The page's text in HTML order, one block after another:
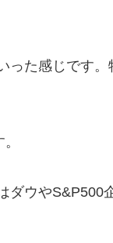
った感じです
ウやS&P500